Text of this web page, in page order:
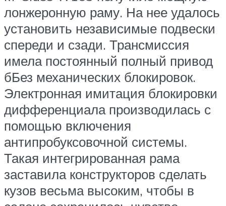
лонжеронную раму. На нее удалось
установить независимые подвески
спереди и сзади. Трансмиссия
имела постоянный полный привод
бБез механических блокировок.
Электронная имитация блокировки
дифференциала производилась с
помощью включения
антипробуксовочной системы.
Такая интегрированная рама
заставила конструкторов сделать
кузов весьма высоким, чтобы в